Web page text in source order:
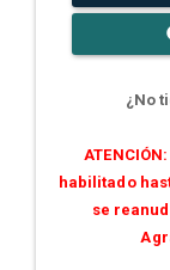
¿No
habilitado
se